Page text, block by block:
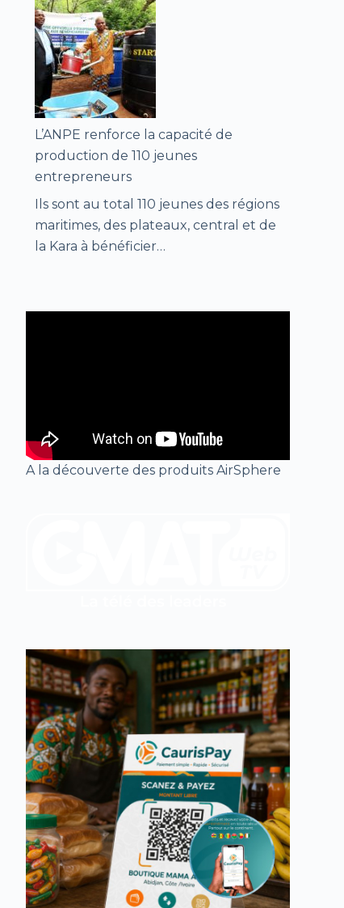
L’ANPE renforce la capacité de
production de 110 jeunes
entrepreneurs
Ils sont au total 110 jeunes des régions
maritimes, des plateaux, central et de
la Kara à bénéficier…
A la découverte des produits AirSphere